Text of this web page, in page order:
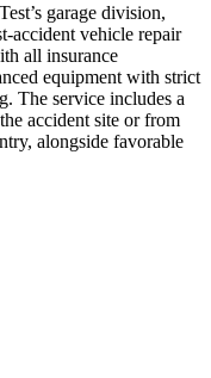
garage division,
accident vehicle repair
all insurance
equipment with strict
The service includes a
accident site or from
alongside favorable